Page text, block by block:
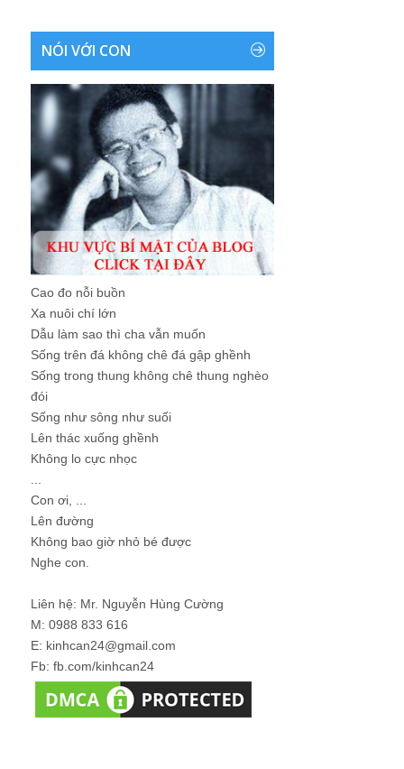
NÓI VỚI CON
Cao đo nỗi buồn
Xa nuôi chí lớn
Dẫu làm sao thì cha vẫn muốn
Sống trên đá không chê đá gập ghềnh
Sống trong thung không chê thung nghèo
đói
Sống như sông như suối
Lên thác xuống ghềnh
Không lo cực nhọc
...
Con ơi, ...
Lên đường
Không bao giờ nhỏ bé được
Nghe con.
Liên hệ: Mr. Nguyễn Hùng Cường
M: 0988 833 616
E: kinhcan24@gmail.com
Fb: fb.com/kinhcan24